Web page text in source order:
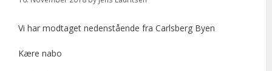
Vi har modtaget nedenstående fra Carlsberg Byen
Kære nabo